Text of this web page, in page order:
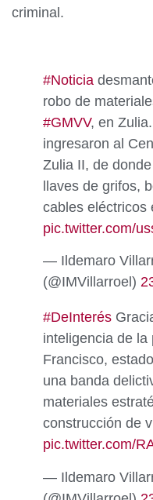
criminal.
#Noticia
robo de
#GMVV, en
ingresaron al
Zulia II, de
llaves de grifos,
cables eléctricos
pic.twitter.com/
— Ildemaro
(@IMVillarroel)
#DeInterés
inteligencia de la
Francisco,
una banda
materiales
construcción de
pic.twitter.com/
— Ildemaro